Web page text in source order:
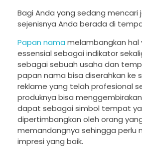
Bagi Anda yang sedang mencari
sejenisnya Anda berada di
Papan nama melambangkan hal
essensial sebagai indikator
sebagai sebuah usaha dan
papan nama bisa diserahkan ke
reklame yang telah profesional
produknya bisa
dapat sebagai simbol tempat
dipertimbangkan oleh orang
memandangnya sehingga perlu
impresi yang baik.